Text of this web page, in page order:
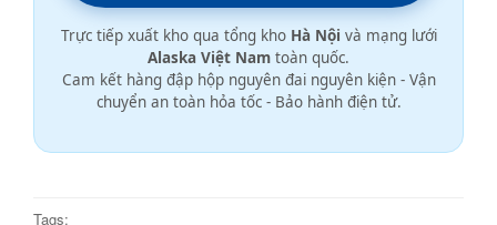
Trực tiếp xuất kho qua tổng kho Hà Nội và mạng lưới
Alaska Việt Nam toàn quốc.
Cam kết hàng đập hộp nguyên đai nguyên kiện - Vận
chuyển an toàn hỏa tốc - Bảo hành điện tử.
Tags: